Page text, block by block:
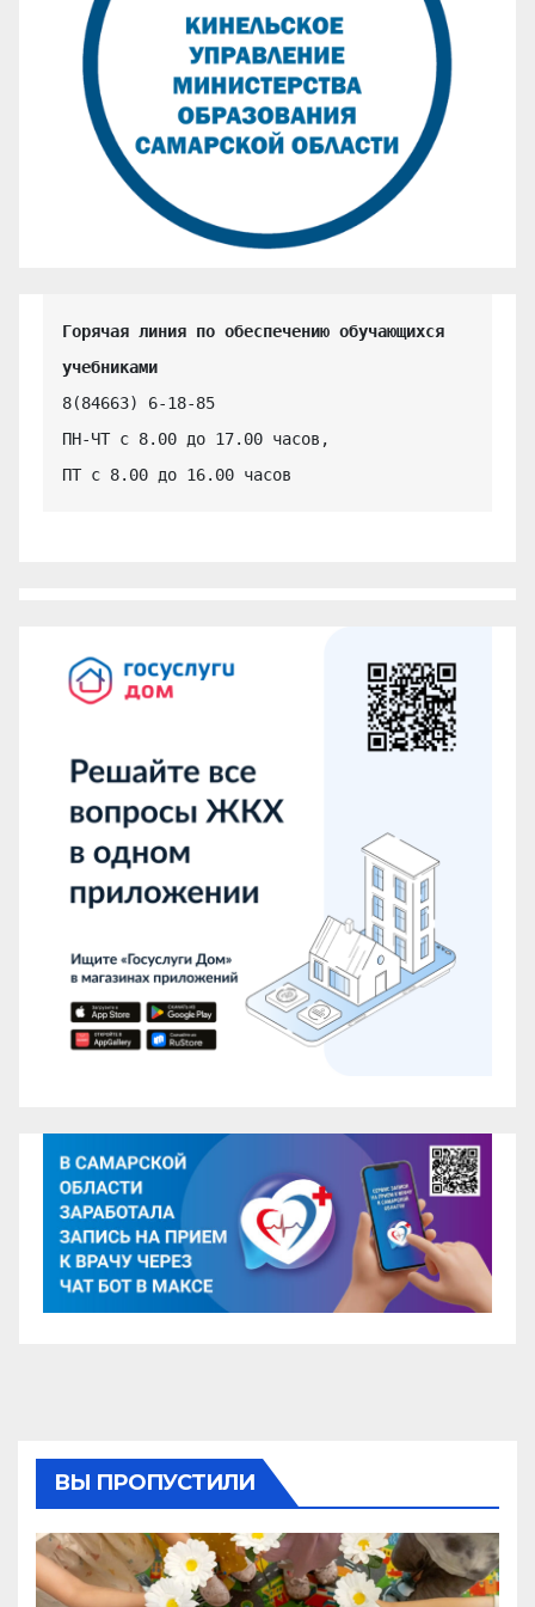
Горячая линия по обеспечению обучающихся
учебниками
8(84663) 6-18-85
ПН-ЧТ с 8.00 до 17.00 часов,
ПТ с 8.00 до 16.00 часов
ВЫ ПРОПУСТИЛИ